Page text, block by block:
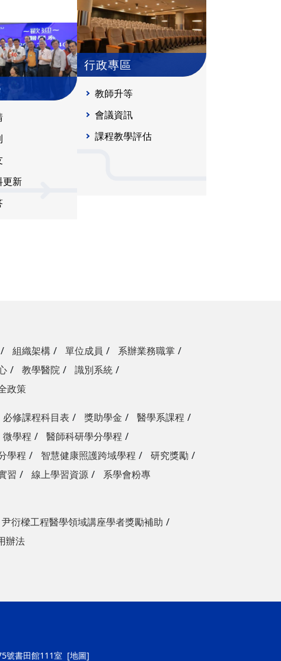
更新
行政專區
教師升等
會議資訊
課程教學評估
組織架構 單位成員
系辦業務職掌
教學醫院
識別系統
政策
必修課程科目表 獎助學金
醫學系課程
微學程
醫師科研學分學程
學程
智慧健康照護跨域學程
研究獎勵
習
線上學習資源 系學會粉專
尹衍樑工程醫學領域講座學者獎勵補助
辦法
號書田館111室 [地圖]